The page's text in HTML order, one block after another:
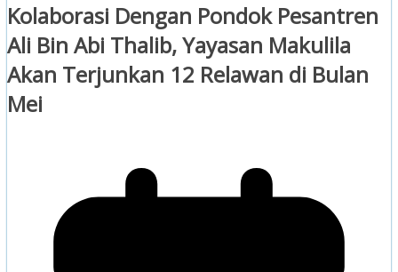
Kolaborasi Dengan Pondok Pesantren
Ali Bin Abi Thalib, Yayasan Makulila
Akan Terjunkan 12 Relawan di Bulan
Mei